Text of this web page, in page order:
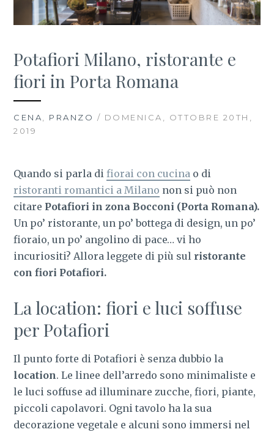
Potafiori Milano, ristorante e
fiori in Porta Romana
CENA, PRANZO / DOMENICA, OTTOBRE 20TH,
2019
Quando si parla difiorai con cucina o di
ristoranti romantici a Milano non si può non
citare Potafiori in zona Bocconi (Porta Romana).
Un po’ ristorante, un po’ bottega di design, un po’
fioraio, un po’ angolino di pace… vi ho
incuriositi? Allora leggete di più sul ristorante
con fiori Potafiori.
La location: fiori e luci soffuse
per Potafiori
Il punto forte di Potafiori è senza dubbio la
location. Le linee dell’arredo sono minimaliste e
le luci soffuse ad illuminare zucche, fiori, piante,
piccoli capolavori. Ogni tavolo ha la sua
decorazione vegetale e alcuni sono immersi nel